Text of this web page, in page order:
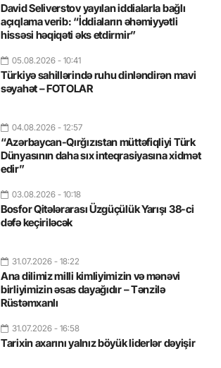
David Seliverstov yayılan iddialarla bağlı
açıqlama verib: “İddiaların əhəmiyyətli
hissəsi həqiqəti əks etdirmir”
05.08.2026 - 10:41
Türkiyə sahillərində ruhu dinləndirən mavi
səyahət – FOTOLAR
04.08.2026 - 12:57
“Azərbaycan-Qırğızıstan müttəfiqliyi Türk
Dünyasının daha sıx inteqrasiyasına xidmət
edir”
03.08.2026 - 10:18
Bosfor Qitələrarası Üzgüçülük Yarışı 38-ci
dəfə keçiriləcək
31.07.2026 - 18:22
Ana dilimiz milli kimliyimizin və mənəvi
birliyimizin əsas dayağıdır – Tənzilə
Rüstəmxanlı
31.07.2026 - 16:58
Tarixin axarını yalnız böyük liderlər dəyişir